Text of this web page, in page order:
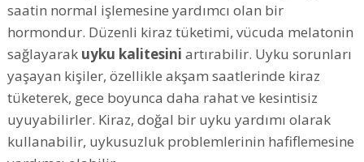
saatin normal işlemesine yardımcı olan bir
hormondur. Düzenli kiraz tüketimi, vücuda melatonin
sağlayarak uyku kalitesini artırabilir. Uyku sorunları
yaşayan kişiler, özellikle akşam saatlerinde kiraz
tüketerek, gece boyunca daha rahat ve kesintisiz
uyuyabilirler. Kiraz, doğal bir uyku yardımı olarak
kullanabilir, uykusuzluk problemlerinin hafiflemesine